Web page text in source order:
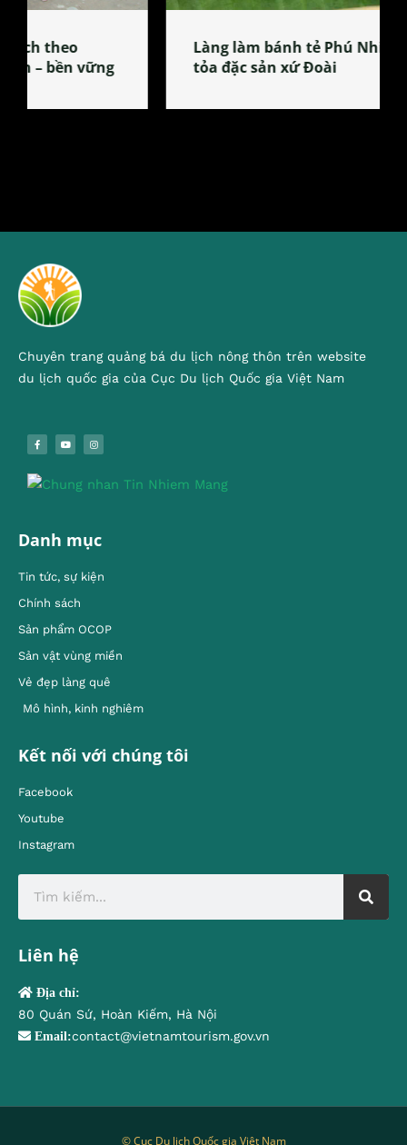
Làng làm bánh tẻ Phú Nhi – nơi lan
tỏa đặc sản xứ Đoài
Chuyên trang quảng bá du lịch nông thôn trên website
du lịch quốc gia của Cục Du lịch Quốc gia Việt Nam
Danh mục
Tin tức, sự kiện
Chính sách
Sản phẩm OCOP
Sản vật vùng miền
Vẻ đẹp làng quê
Mô hình, kinh nghiêm
Kết nối với chúng tôi
Facebook
Youtube
Instagram
Liên hệ
Địa chỉ:
80 Quán Sứ, Hoàn Kiếm, Hà Nội
Email:contact@vietnamtourism.gov.vn
© Cục Du lịch Quốc gia Việt Nam